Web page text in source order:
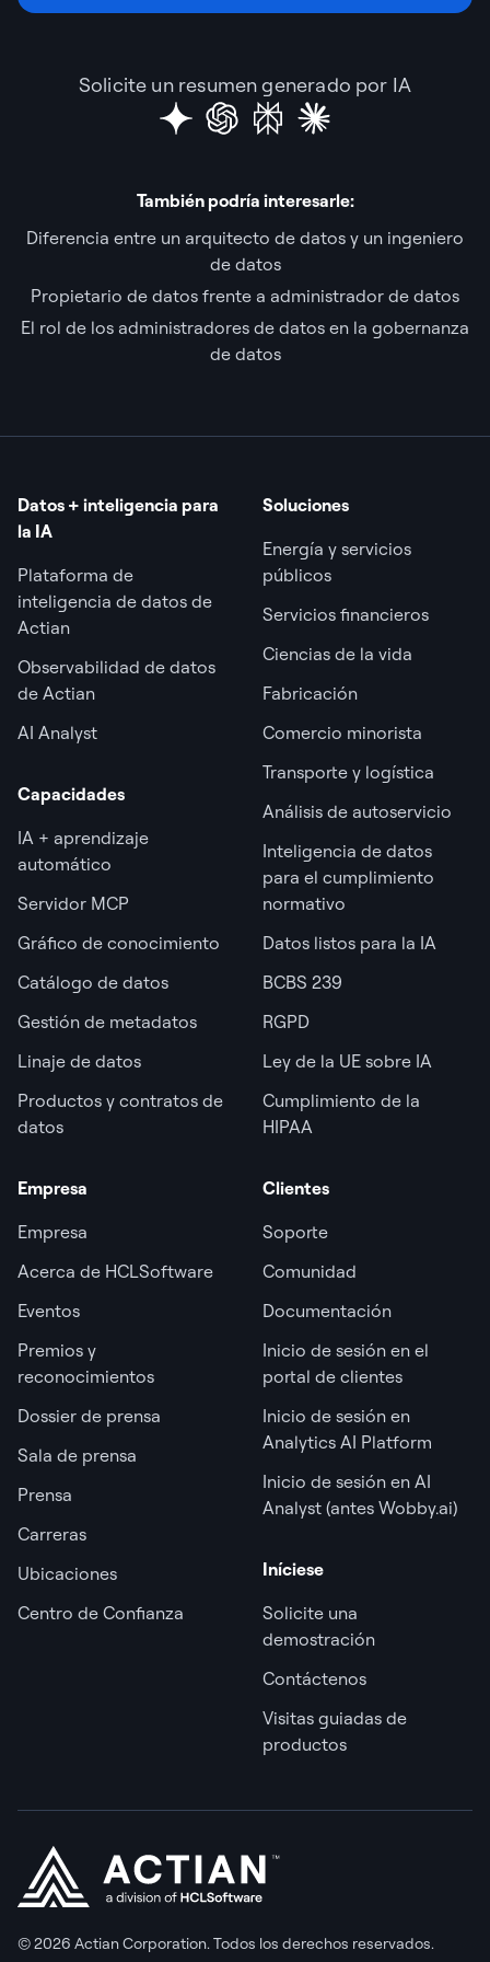
Solicite un resumen generado por IA
También podría interesarle:
Diferencia entre un arquitecto de datos y un ingeniero
de datos
Propietario de datos frente a administrador de datos
El rol de los administradores de datos en la gobernanza
de datos
Datos + inteligencia para
la IA
Plataforma de
inteligencia de datos de
Actian
Observabilidad de datos
de Actian
AI Analyst
Capacidades
IA + aprendizaje
automático
Servidor MCP
Gráfico de conocimiento
Catálogo de datos
Gestión de metadatos
Linaje de datos
Productos y contratos de
datos
Soluciones
Energía y servicios
públicos
Servicios financieros
Ciencias de la vida
Fabricación
Comercio minorista
Transporte y logística
Análisis de autoservicio
Inteligencia de datos
para el cumplimiento
normativo
Datos listos para la IA
BCBS 239
RGPD
Ley de la UE sobre IA
Cumplimiento de la
HIPAA
Empresa
Empresa
Acerca de HCLSoftware
Eventos
Premios y
reconocimientos
Dossier de prensa
Sala de prensa
Prensa
Carreras
Ubicaciones
Centro de Confianza
Clientes
Soporte
Comunidad
Documentación
Inicio de sesión en el
portal de clientes
Inicio de sesión en
Analytics AI Platform
Inicio de sesión en AI
Analyst (antes Wobby.ai)
Iníciese
Solicite una
demostración
Contáctenos
Visitas guiadas de
productos
© 2026 Actian Corporation. Todos los derechos reservados.